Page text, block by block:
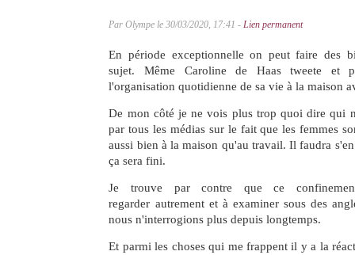
Par Olympe le 30/03/2020, 17:41 -Lien permanent
En période exceptionnelle on peut faire des
sujet. Même Caroline de Haas tweete et
l'organisation quotidienne de sa vie à la maison
De mon côté je ne vois plus trop quoi dire qui
par tous les médias sur le fait que les femmes
aussi bien à la maison qu'au travail. Il faudra
ça sera fini.
Je trouve par contre que ce
regarder autrement et à examiner sous des
nous n'interrogions plus depuis longtemps.
Et parmi les choses qui me frappent il y a la